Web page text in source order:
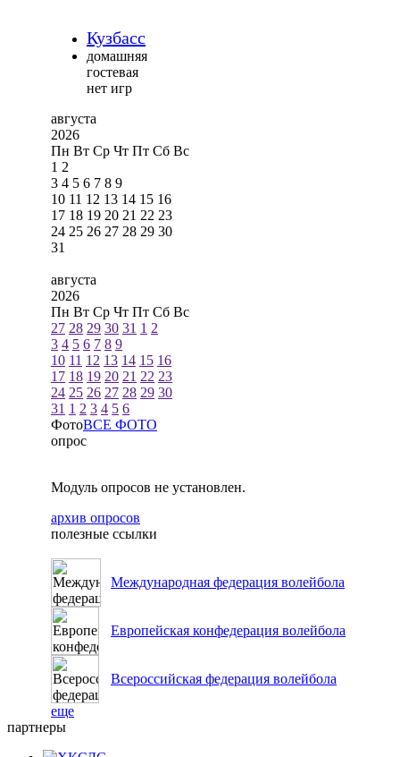
Кузбасс
домашняя
гостевая
нет игр
августа
2026
Пн Вт Ср Чт Пт Сб Вс
1 2
3 4 5 6 7 8 9
10 11 12 13 14 15 16
17 18 19 20 21 22 23
24 25 26 27 28 29 30
31
августа
2026
Пн Вт Ср Чт Пт Сб Вс
27 28 29 30 31 1 2
3 4 5 6 7 8 9
10 11 12 13 14 15 16
17 18 19 20 21 22 23
24 25 26 27 28 29 30
31 1 2 3 4 5 6
ФотоВСЕ ФОТО
опрос
Модуль опросов не установлен.
архив опросов
полезные ссылки
Международная федерация волейбола
Европейская конфедерация волейбола
Всероссийская федерация волейбола
еще
партнеры